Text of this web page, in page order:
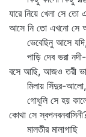
যারে নিয়ে খেলা সে তো
আসে নি তো এখনো সে
ভেবেছিনু আসে যদি,
পাড়ি দেব ভরা
বসে আছি, আজও তরী
মিলায় সিঁদুর-আলো,
গোধূলি সে হয়
কোথা সে
মালতীর মালাগাছি